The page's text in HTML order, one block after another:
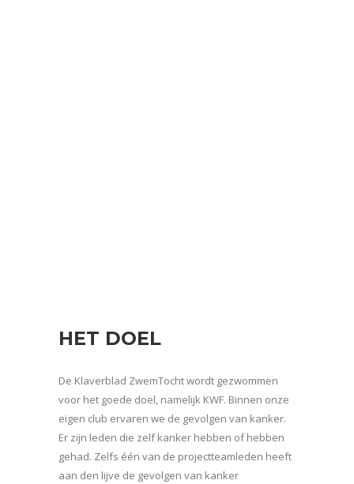
HET DOEL
De Klaverblad ZwemTocht wordt gezwommen
voor het goede doel, namelijk KWF. Binnen onze
eigen club ervaren we de gevolgen van kanker.
Er zijn leden die zelf kanker hebben of hebben
gehad. Zelfs één van de projectteamleden heeft
aan den lijve de gevolgen van kanker